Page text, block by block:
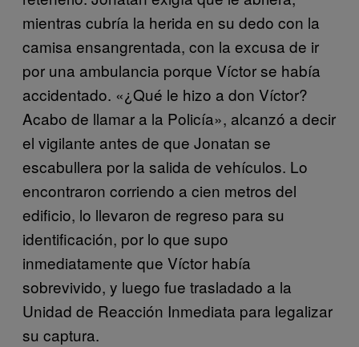
mientras cubría la herida en su dedo con la
camisa ensangrentada, con la excusa de ir
por una ambulancia porque Víctor se había
accidentado. «¿Qué le hizo a don Víctor?
Acabo de llamar a la Policía», alcanzó a decir
el vigilante antes de que Jonatan se
escabullera por la salida de vehículos. Lo
encontraron corriendo a cien metros del
edificio, lo llevaron de regreso para su
identificación, por lo que supo
inmediatamente que Víctor había
sobrevivido, y luego fue trasladado a la
Unidad de Reacción Inmediata para legalizar
su captura.